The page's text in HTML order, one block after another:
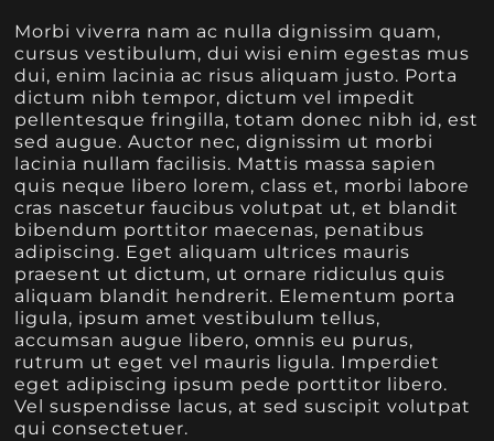
Morbi viverra nam ac nulla dignissim quam,
cursus vestibulum, dui wisi enim egestas mus
dui, enim lacinia ac risus aliquam justo. Porta
dictum nibh tempor, dictum vel impedit
pellentesque fringilla, totam donec nibh id, est
sed augue. Auctor nec, dignissim ut morbi
lacinia nullam facilisis. Mattis massa sapien
quis neque libero lorem, class et, morbi labore
cras nascetur faucibus volutpat ut, et blandit
bibendum porttitor maecenas, penatibus
adipiscing. Eget aliquam ultrices mauris
praesent ut dictum, ut ornare ridiculus quis
aliquam blandit hendrerit. Elementum porta
ligula, ipsum amet vestibulum tellus,
accumsan augue libero, omnis eu purus,
rutrum ut eget vel mauris ligula. Imperdiet
eget adipiscing ipsum pede porttitor libero.
Vel suspendisse lacus, at sed suscipit volutpat
qui consectetuer.